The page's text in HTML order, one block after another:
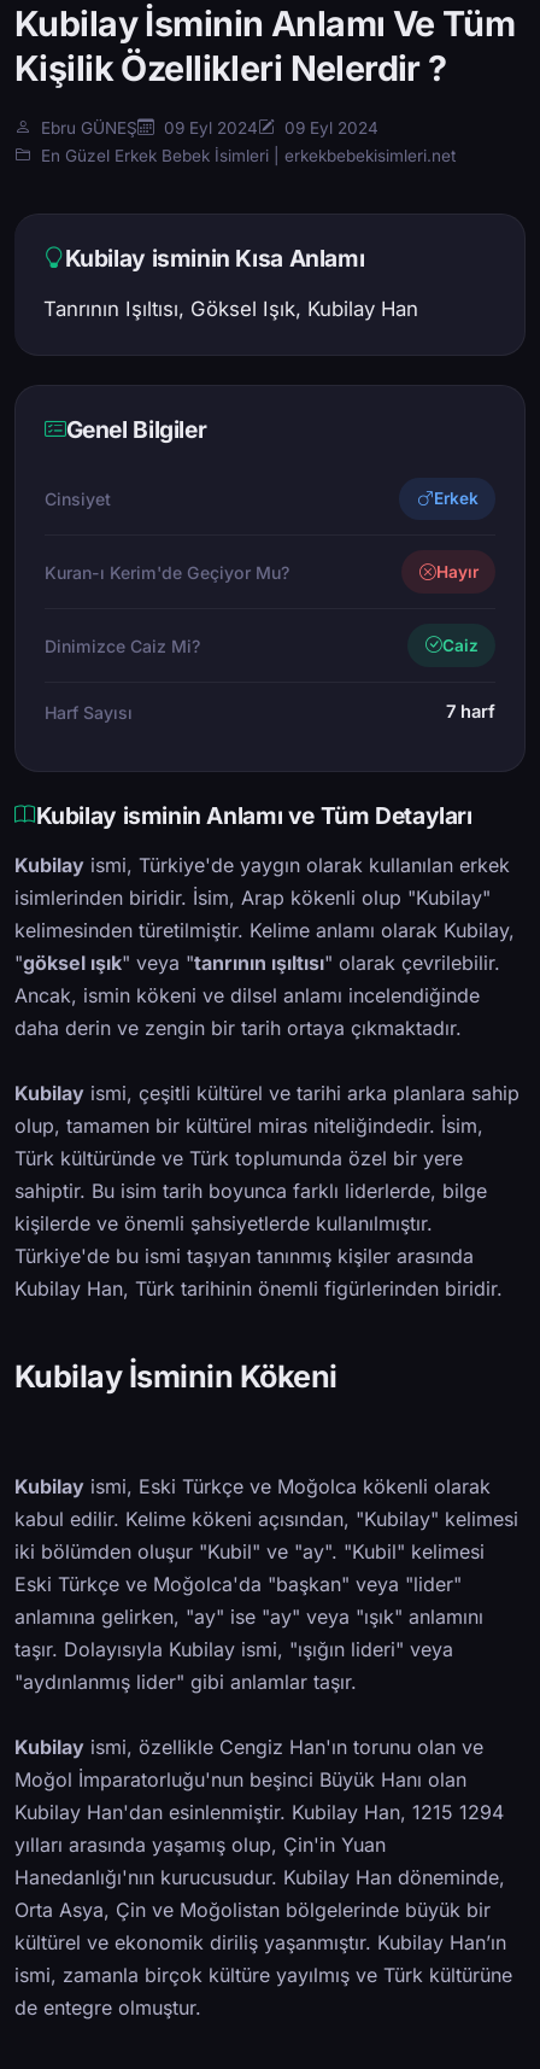
Kubilay İsminin Anlamı Ve Tüm
Kişilik Özellikleri Nelerdir ?
Ebru GÜNEŞ 09 Eyl 2024
09 Eyl 2024
En Güzel Erkek Bebek İsimleri | erkekbebekisimleri.net
Kubilay isminin Kısa Anlamı
Tanrının Işıltısı, Göksel Işık, Kubilay Han
Genel Bilgiler
Cinsiyet Erkek
Kuran-ı Kerim'de Geçiyor Mu? Hayır
Dinimizce Caiz Mi? Caiz
Harf Sayısı 7 harf
Kubilay isminin Anlamı ve Tüm Detayları
Kubilay ismi, Türkiye'de yaygın olarak kullanılan erkek
isimlerinden biridir. İsim, Arap kökenli olup "Kubilay"
kelimesinden türetilmiştir. Kelime anlamı olarak Kubilay,
"göksel ışık" veya "tanrının ışıltısı" olarak çevrilebilir.
Ancak, ismin kökeni ve dilsel anlamı incelendiğinde
daha derin ve zengin bir tarih ortaya çıkmaktadır.
Kubilay ismi, çeşitli kültürel ve tarihi arka planlara sahip
olup, tamamen bir kültürel miras niteliğindedir. İsim,
Türk kültüründe ve Türk toplumunda özel bir yere
sahiptir. Bu isim tarih boyunca farklı liderlerde, bilge
kişilerde ve önemli şahsiyetlerde kullanılmıştır.
Türkiye'de bu ismi taşıyan tanınmış kişiler arasında
Kubilay Han, Türk tarihinin önemli figürlerinden biridir.
Kubilay İsminin Kökeni
Kubilay ismi, Eski Türkçe ve Moğolca kökenli olarak
kabul edilir. Kelime kökeni açısından, "Kubilay" kelimesi
iki bölümden oluşur "Kubil" ve "ay". "Kubil" kelimesi
Eski Türkçe ve Moğolca'da "başkan" veya "lider"
anlamına gelirken, "ay" ise "ay" veya "ışık" anlamını
taşır. Dolayısıyla Kubilay ismi, "ışığın lideri" veya
"aydınlanmış lider" gibi anlamlar taşır.
Kubilay ismi, özellikle Cengiz Han'ın torunu olan ve
Moğol İmparatorluğu'nun beşinci Büyük Hanı olan
Kubilay Han'dan esinlenmiştir. Kubilay Han, 1215 1294
yılları arasında yaşamış olup, Çin'in Yuan
Hanedanlığı'nın kurucusudur. Kubilay Han döneminde,
Orta Asya, Çin ve Moğolistan bölgelerinde büyük bir
kültürel ve ekonomik diriliş yaşanmıştır. Kubilay Han’ın
ismi, zamanla birçok kültüre yayılmış ve Türk kültürüne
de entegre olmuştur.